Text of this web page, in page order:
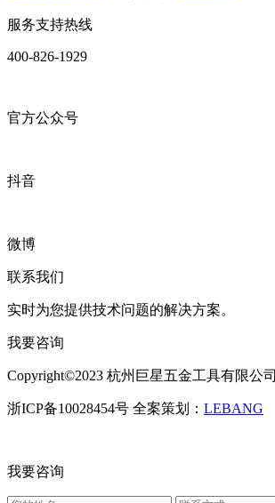
服务支持热线
400-826-1929
官方公众号
抖音
微博
联系我们
实时为您提供技术问题的解决方案。
我要咨询
Copyright©2023 杭州巨星五金工具有限公司
浙ICP备10028454号 全案策划： LEBANG
我要咨询